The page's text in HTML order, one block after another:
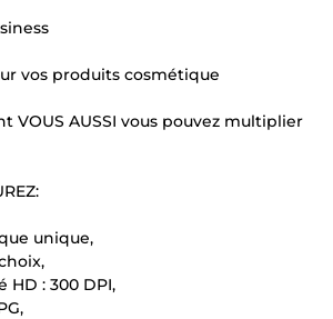
vos produits cosmétique
VOUS AUSSI vous pouvez multiplier
unique,
HD : 300 DPI,